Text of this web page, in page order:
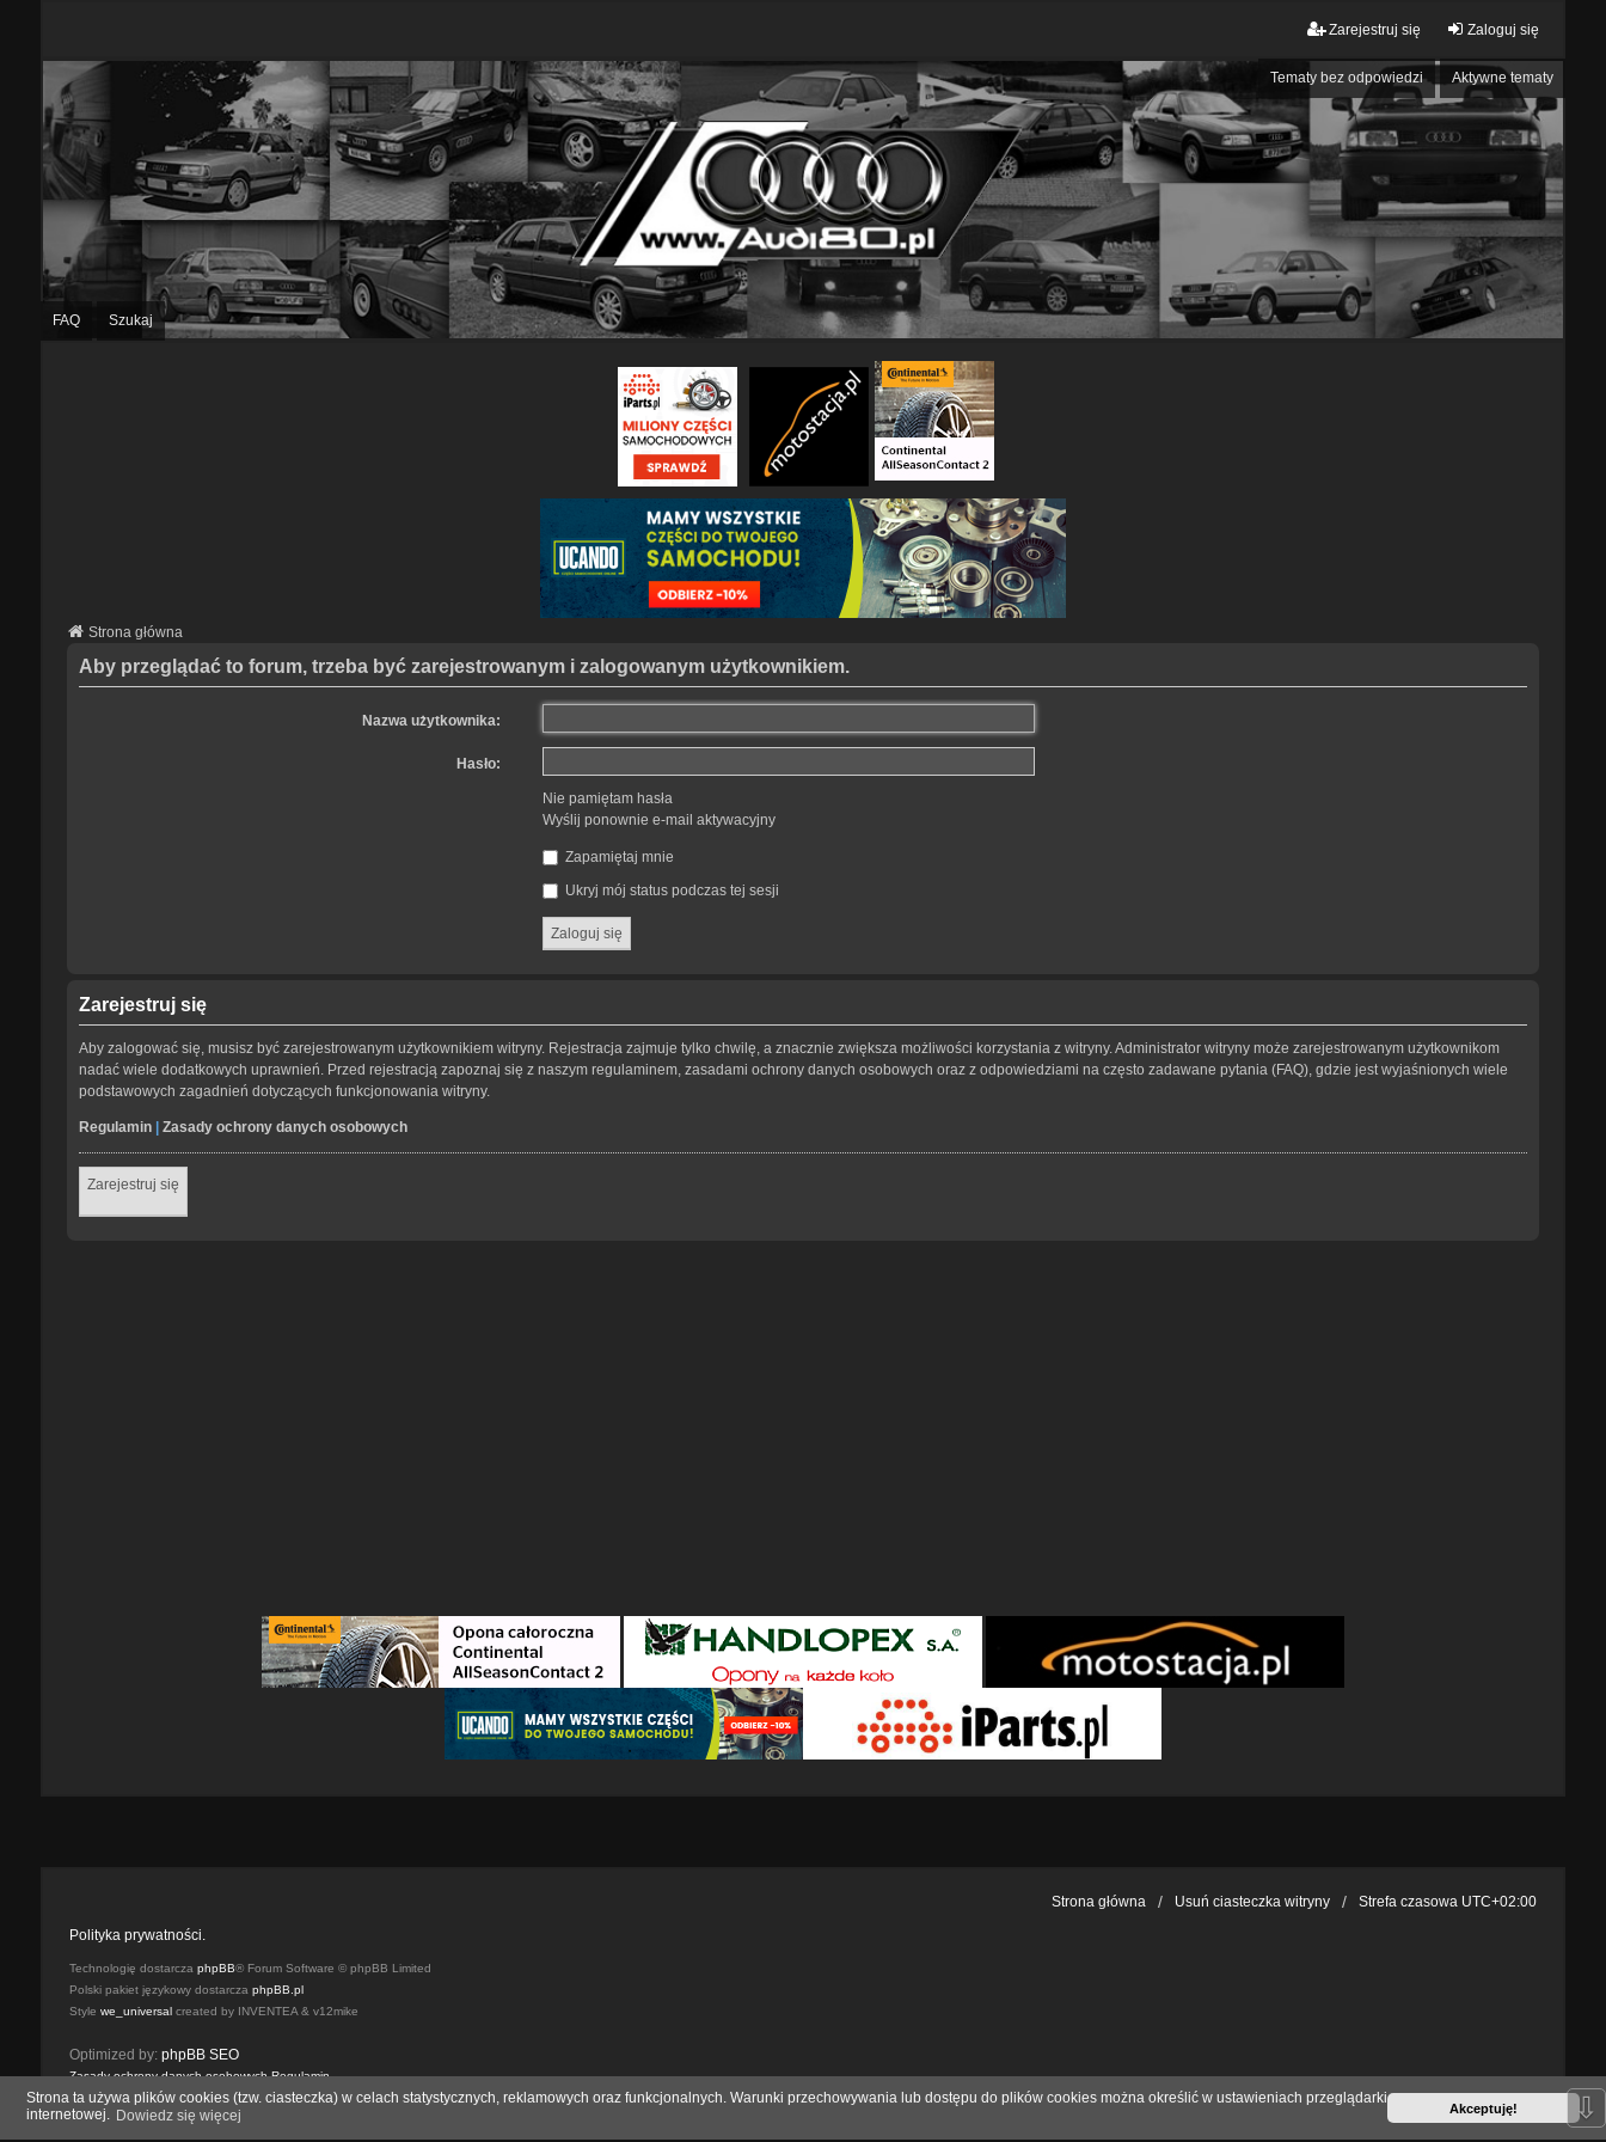
Strona ta używa plików cookies (tzw. ciasteczka) w celach statystycznych, reklamowych oraz funkcjonalnych. Warunki przechowywania lub dostępu do plików cookies można określić w ustawieniach przeglądarki
internetowej. Dowiedz się więcej Akceptuję!
Zaloguj się
Zarejestruj się
Tematy bez odpowiedzi Aktywne tematy
FAQ Szukaj
Strona główna
Aby przeglądać to forum, trzeba być zarejestrowanym i zalogowanym użytkownikiem.
Nazwa użytkownika:
Hasło:
Nie pamiętam hasła
Wyślij ponownie e-mail aktywacyjny
Zapamiętaj mnie
Ukryj mój status podczas tej sesji
Zarejestruj się
Aby zalogować się, musisz być zarejestrowanym użytkownikiem witryny. Rejestracja zajmuje tylko chwilę, a znacznie zwiększa możliwości korzystania z witryny. Administrator witryny może zarejestrowanym użytkownikom
nadać wiele dodatkowych uprawnień. Przed rejestracją zapoznaj się z naszym regulaminem, zasadami ochrony danych osobowych oraz z odpowiedziami na często zadawane pytania (FAQ), gdzie jest wyjaśnionych wiele
podstawowych zagadnień dotyczących funkcjonowania witryny.
Regulamin| Zasady ochrony danych osobowych
Zarejestruj się
Strona główna Usuń ciasteczka witryny Strefa czasowa UTC+02:00
Polityka prywatności.
Technologię dostarcza phpBB® Forum Software © phpBB Limited
Polski pakiet językowy dostarcza phpBB.pl
Style we_universalcreated by INVENTEA & v12mike
Optimized by: phpBB SEO
Zasady ochrony danych osobowych Regulamin
⇩